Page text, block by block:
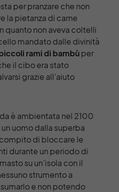
per pranzare che non
la pietanza di carne
quanto non aveva coltelli
mandato dalle divinità
rami di bambùper
il cibo era stato
grazie all’aiuto
è ambientata nel 2100
un uomo dalla superba
di bloccare le
durante un periodo di
su un’isola con il
strumento a
e non potendo